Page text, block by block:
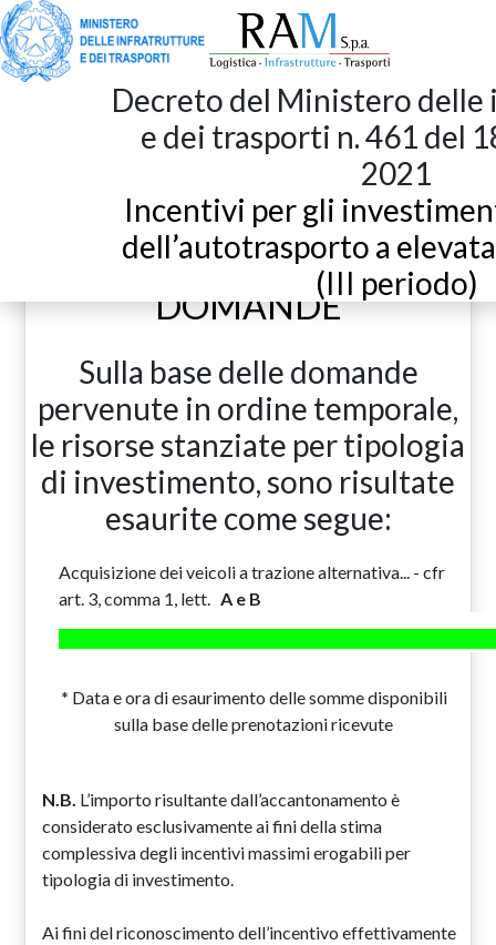
Decreto del Ministero
e dei trasporti n. 461 del
2021
Incentivi per gli
dell’autotrasporto a
(III periodo)
INVESTIMENTI di cui al DM
DOTAZIONI FINANZIARIE
ED ELENCO DELLE
DOMANDE
Sulla base delle domande
pervenute in ordine temporale,
le risorse stanziate per tipologia
di investimento, sono risultate
esaurite come segue:
Acquisizione dei veicoli a trazione alternativa... - cfr
art. 3, comma 1, lett. A e B
* Data e ora di esaurimento delle somme disponibili
sulla base delle prenotazioni ricevute
N.B. L’importo risultante dall’accantonamento è
considerato esclusivamente ai fini della stima
complessiva degli incentivi massimi erogabili per
tipologia di investimento.
Ai fini del riconoscimento dell’incentivo effettivamente